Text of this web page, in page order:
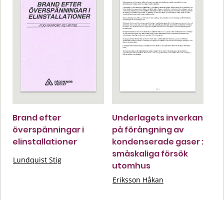
Brand efter
överspänningar i
elinstallationer
Lundquist Stig
Underlagets inverkan
på förångning av
kondenserade gaser :
småskaliga försök
utomhus
Eriksson Håkan